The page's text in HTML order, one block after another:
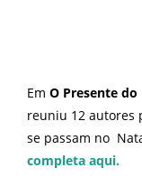
Em O Presente
reuniu 12 autores
se passam no
completa aqui.